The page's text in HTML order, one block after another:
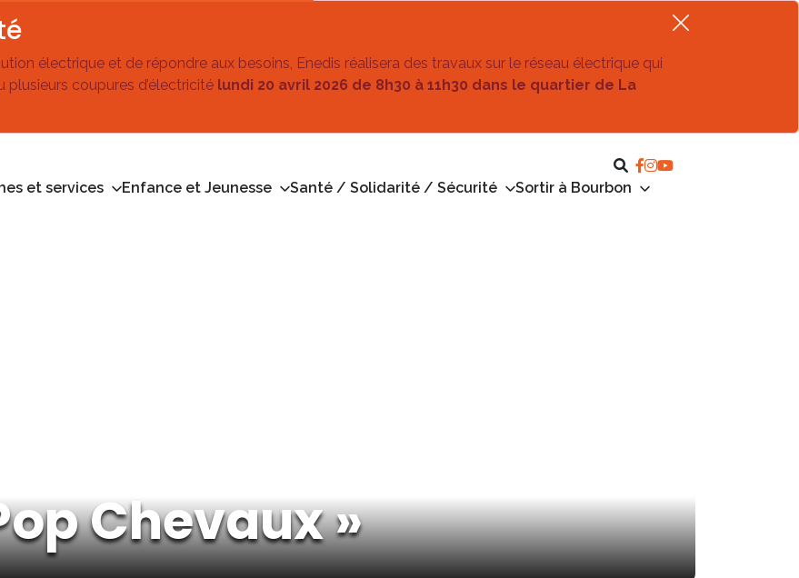
électrique et de répondre aux besoins, Enedis réalisera des travaux sur le réseau électrique qui
coupures d’électricité lundi 20 avril 2026 de 8h30 à 11h30 dans le quartier de La
et services Enfance et Jeunesse Santé / Solidarité / Sécurité
Sortir à Bourbon
Chevaux »